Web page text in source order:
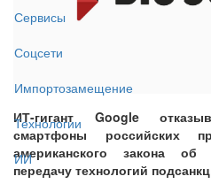
Сервисы
Соцсети
Импортозамещение
Технологии
ИИ
ИТ-гигант Google
смартфоны российских
американского закона об
передачу технологий